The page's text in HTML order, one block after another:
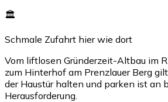
🏛️
Schmale Zufahrt hier wie dort
Vom liftlosen Gründerzeit-Altbau im
zum Hinterhof am Prenzlauer Berg
der Haustür halten und parken ist an
Herausforderung.